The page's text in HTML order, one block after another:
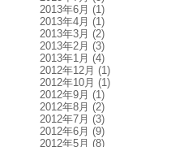
2013年6月 (1)
2013年4月 (1)
2013年3月 (2)
2013年2月 (3)
2013年1月 (4)
2012年12月 (1)
2012年10月 (1)
2012年9月 (1)
2012年8月 (2)
2012年7月 (3)
2012年6月 (9)
2012年5月 (8)